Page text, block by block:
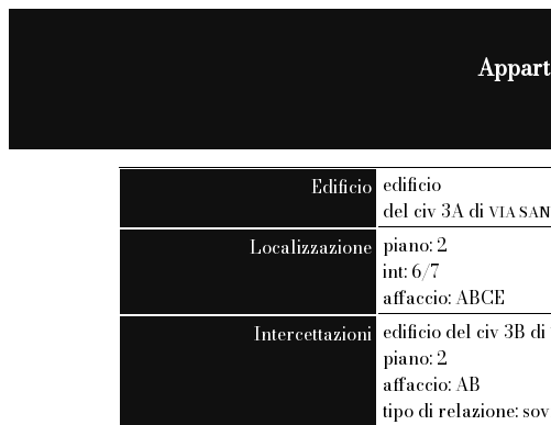
Edificio edificio
del civ 3A diVIA
Localizzazione piano: 2
int: 6/7
affaccio: ABCE
Intercettazioni edificio del civ 3B di
piano: 2
affaccio: AB
tipo di relazione: